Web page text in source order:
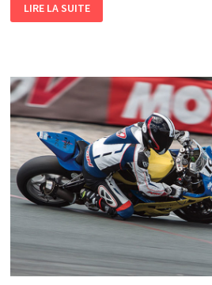
PLAYERS
:
AUX
6H
DE
SPA
!
LIRE LA SUITE